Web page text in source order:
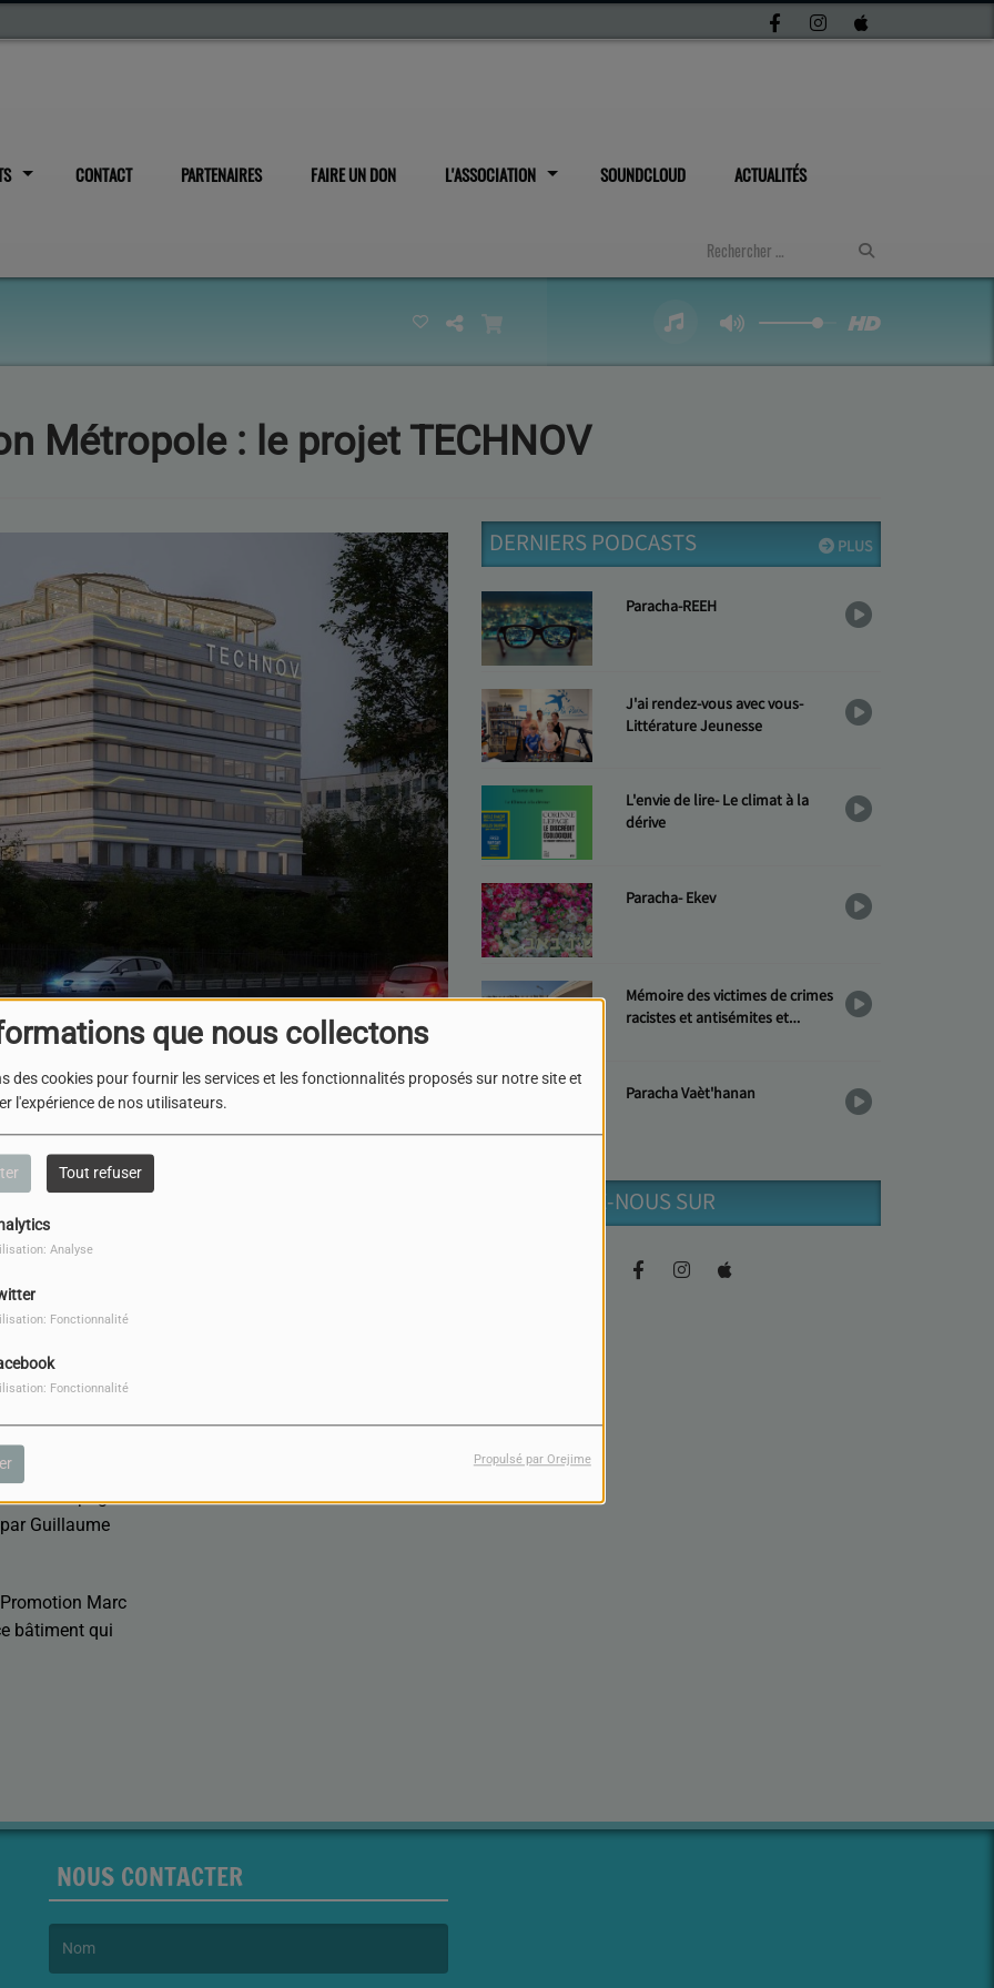
que nous collectons
des cookies pour fournir les services et les fonctionnalités proposés sur notre site et
l'expérience de nos utilisateurs.
Tout refuser
Analyse
Fonctionnalité
Fonctionnalité
Propulsé par Orejime
CONTACT PARTENAIRES FAIRE UN DON L'ASSOCIATION SOUNDCLOUD ACTUALITÉS
Métropole : le projet TECHNOV
» (D3B) ont
et
desservi.
accompagné du
Guillaume
Marc
bâtiment qui
PLUS
DERNIERS PODCASTS
Paracha-REEH
J'ai rendez-vous avec vous-
Littérature Jeunesse
L'envie de lire- Le climat à la
dérive
Paracha- Ekev
Mémoire des victimes de crimes
racistes et antisémites et
Paracha Vaèt'hanan
RETROUVEZ-NOUS SUR
NOUS CONTACTER